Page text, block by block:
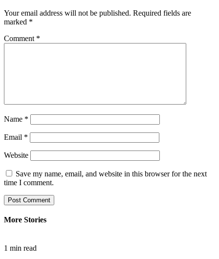
Your email address will not be published. Required fields are
marked *
Comment *
Name *
Email *
Website
Save my name, email, and website in this browser for the next
time I comment.
More Stories
1 min read